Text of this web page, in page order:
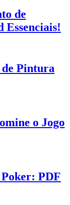
de
Essenciais!
Pintura
o Jogo
PDF